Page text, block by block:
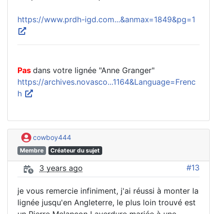
https://www.prdh-igd.com...&anmax=1849&pg=1
Pas dans votre lignée "Anne Granger"
https://archives.novasco...1164&Language=Frenc
h
cowboy444
Membre Créateur du sujet
3 years ago #13
je vous remercie infiniment, j'ai réussi à monter la
lignée jusqu'en Angleterre, le plus loin trouvé est